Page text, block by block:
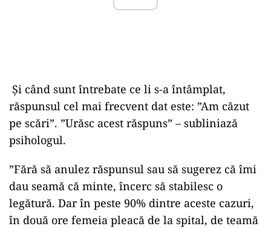
Și când sunt întrebate ce li s-a întâmplat,
răspunsul cel mai frecvent dat este: ”Am căzut
pe scări”. ”Urăsc acest răspuns” – subliniază
psihologul.
”Fără să anulez răspunsul sau să sugerez că îmi
dau seamă că minte, încerc să stabilesc o
legătură. Dar în peste 90% dintre aceste cazuri,
în două ore femeia pleacă de la spital, de teamă